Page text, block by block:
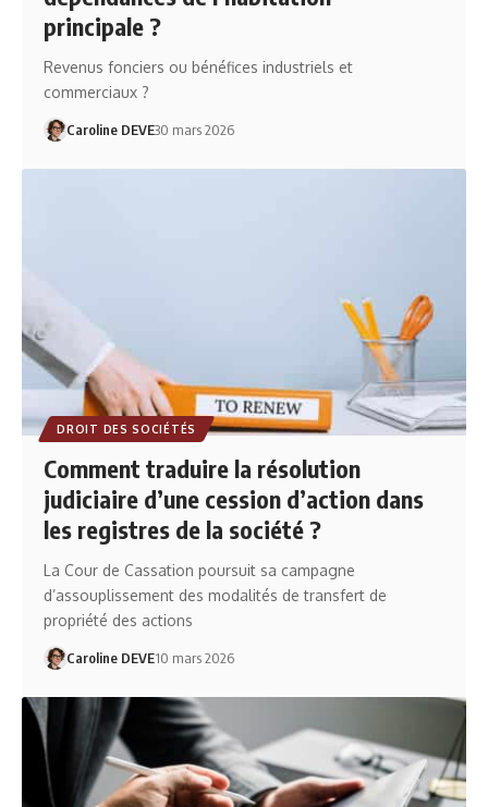
principale ?
Revenus fonciers ou bénéfices industriels et
commerciaux ?
Caroline DEVE30 mars 2026
DROIT DES SOCIÉTÉS
Comment traduire la résolution
judiciaire d’une cession d’action dans
les registres de la société ?
La Cour de Cassation poursuit sa campagne
d’assouplissement des modalités de transfert de
propriété des actions
Caroline DEVE10 mars 2026